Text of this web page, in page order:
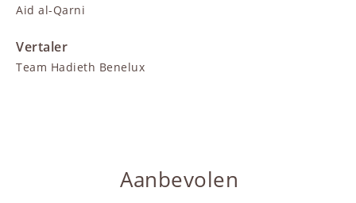
Aid al-Qarni
Vertaler
Team Hadieth Benelux
Aanbevolen